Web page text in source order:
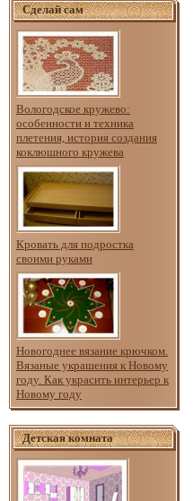
Сделай сам
Вологодское кружево:
особенности и техника
плетения, история создания
коклюшного кружева
Кровать для подростка
своими руками
Новогоднее вязание крючком.
Вязаные украшения к Новому
году. Как украсить интерьер к
Новому году
Детская комната